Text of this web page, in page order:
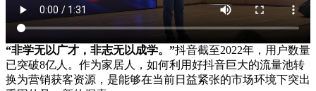
“非学无以广才，非志无以成学。”抖音截至2022年，用户数量
已突破8亿人。作为家居人，如何利用好抖音巨大的流量池转
换为营销获客资源，是能够在当前日益紧张的市场环境下突出